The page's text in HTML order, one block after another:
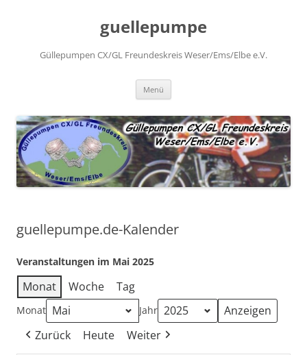
guellepumpe
Güllepumpen CX/GL Freundeskreis Weser/Ems/Elbe e.V.
Menü
guellepumpe.de-Kalender
Veranstaltungen im Mai 2025
Monat Woche Tag
Monat Jahr
Zurück Heute Weiter